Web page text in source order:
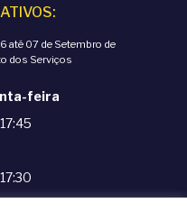
até 07 de Setembro de
dos Serviços
feira